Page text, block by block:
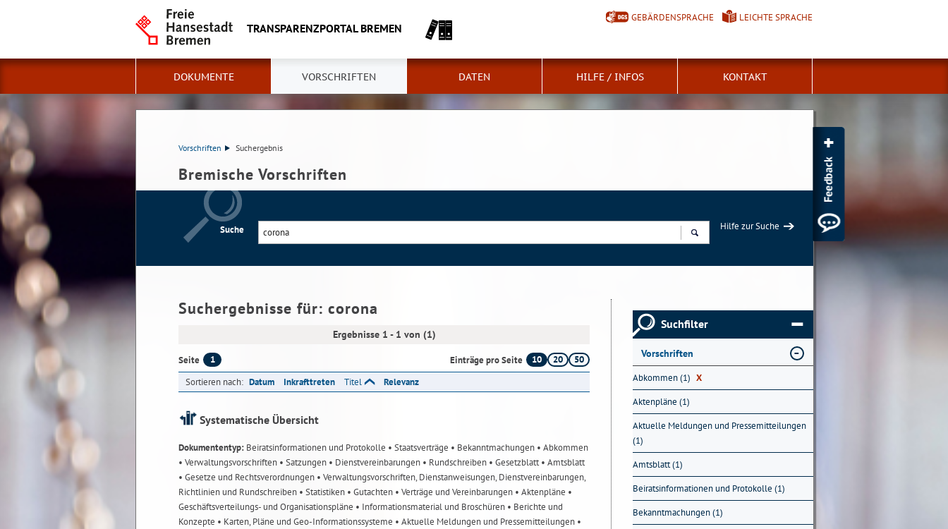
TRANSPARENZPORTAL BREMEN
GEBÄRDENSPRACHE LEICHTE SPRACHE
DOKUMENTE VORSCHRIFTEN DATEN HILFE / INFOS KONTAKT
Vorschriften Suchergebnis
Bremische Vorschriften
Suche
Hilfe zur Suche
Suchergebnisse für: corona
Ergebnisse 1 - 1 von (1)
Seite 1 Einträge pro Seite 10 20
50
Sortieren nach: Datum Inkrafttreten Titel Relevanz
Systematische Übersicht
Dokumententyp: Beiratsinformationen und Protokolle • Staatsverträge • Bekanntmachungen • Abkommen
• Verwaltungsvorschriften • Satzungen • Dienstvereinbarungen • Rundschreiben • Gesetzblatt• Amtsblatt
• Gesetze und Rechtsverordnungen • Verwaltungsvorschriften, Dienstanweisungen, Dienstvereinbarungen,
Richtlinien und Rundschreiben • Statistiken • Gutachten • Verträge und Vereinbarungen • Aktenpläne •
Geschäftsverteilungs- und Organisationspläne • Informationsmaterial und Broschüren • Berichte und
Konzepte • Karten, Pläne und Geo-Informationssysteme • Aktuelle Meldungen und Pressemitteilungen •
Suchfilter
Vorschriften
Abkommen (1) X
Aktenpläne (1)
Aktuelle Meldungen und Pressemitteilungen
(1)
Amtsblatt (1)
Beiratsinformationen und Protokolle (1)
Bekanntmachungen (1)